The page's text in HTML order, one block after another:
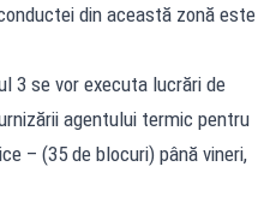
din această zonă este
3 se vor executa lucrări de
agentului termic pentru
– (35 de blocuri) până vineri,